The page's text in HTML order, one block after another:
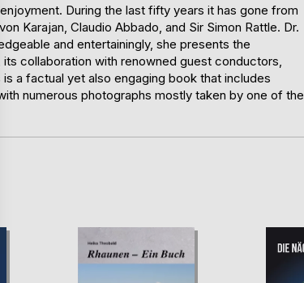
During the last fifty years it has gone from
Karajan, Claudio Abbado, and Sir Simon Rattle. Dr.
and entertainingly, she presents the
collaboration with renowned guest conductors,
a factual yet also engaging book that includes
numerous photographs mostly taken by one of the